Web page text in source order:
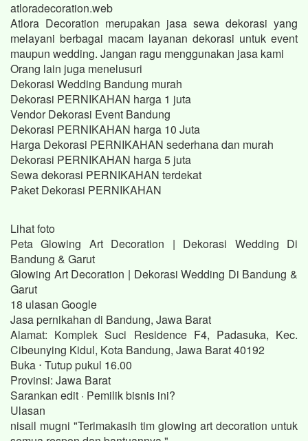
atloradecoration.web
Atlora Decoration merupakan jasa sewa dekorasi yang
melayani berbagai macam layanan dekorasi untuk event
maupun wedding. Jangan ragu menggunakan jasa kami
Orang lain juga menelusuri
Dekorasi Wedding Bandung murah
Dekorasi PERNIKAHAN harga 1 juta
Vendor Dekorasi Event Bandung
Dekorasi PERNIKAHAN harga 10 Juta
Harga Dekorasi PERNIKAHAN sederhana dan murah
Dekorasi PERNIKAHAN harga 5 juta
Sewa dekorasi PERNIKAHAN terdekat
Paket Dekorasi PERNIKAHAN
Lihat foto
Peta Glowing Art Decoration | Dekorasi Wedding Di
Bandung & Garut
Glowing Art Decoration | Dekorasi Wedding Di Bandung &
Garut
18 ulasan Google
Jasa pernikahan di Bandung, Jawa Barat
Alamat: Komplek Suci Residence F4, Padasuka, Kec.
Cibeunying Kidul, Kota Bandung, Jawa Barat 40192
Buka ⋅ Tutup pukul 16.00
Provinsi: Jawa Barat
Sarankan edit · Pemilik bisnis ini?
Ulasan
nisail mugni "Terimakasih tim glowing art decoration untuk